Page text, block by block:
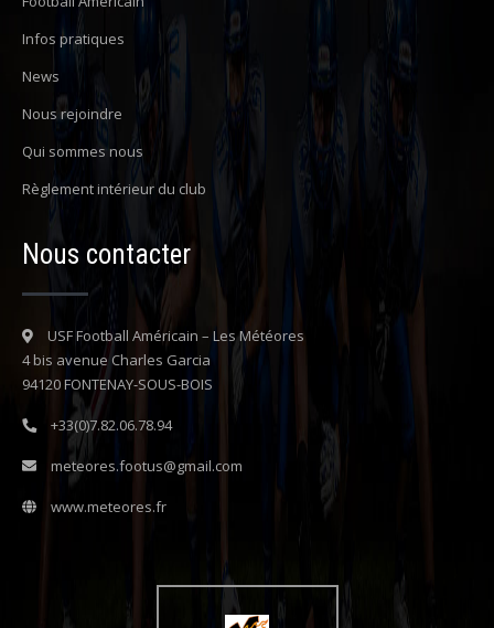
Infos pratiques
News
Nous rejoindre
Qui sommes nous
Règlement intérieur du club
Nous contacter
USF Football Américain – Les Météores
4 bis avenue Charles Garcia
94120 FONTENAY-SOUS-BOIS
+33(0)7.82.06.78.94
meteores.footus@gmail.com
www.meteores.fr